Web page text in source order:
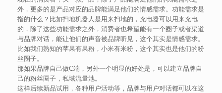
外，更多的是产品对应的品牌能满足他们的情感需求。功能需求是
指的什么？比如扫地机器人是用来扫地的，充电器可以用来充电
的，除了这些功能需求之外，消费者也希望能有一个圈子或者渠道
与品牌对话，能让他们的声音被品牌听见，这个其实是情感需求。
比如我们熟知的苹果有果粉，小米有米粉，这个其实也是他们的粉
丝圈子。
那如果品牌自己做C端，另外一个明显的好处是，可以建立品牌自
己的粉丝圈子，私域流量池。
这样后续新品试用，各种用户活动等，品牌与用户对话都可以在这